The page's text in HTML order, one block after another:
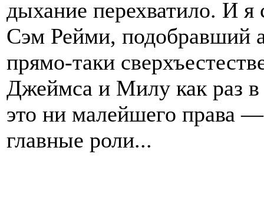
дыхание перехватило. И
Сэм Рейми, подобравший
прямо-таки
Джеймса и Милу как раз в
это ни малейшего права
главные роли...